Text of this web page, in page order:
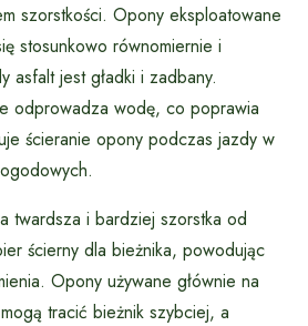
szorstkości. Opony eksploatowane
stosunkowo równomiernie i
asfalt jest gładki i zadbany.
odprowadza wodę, co poprawia
ścieranie opony podczas jazdy w
twardsza i bardziej szorstka od
ścierny dla bieżnika, powodując
Opony używane głównie na
tracić bieżnik szybciej, a